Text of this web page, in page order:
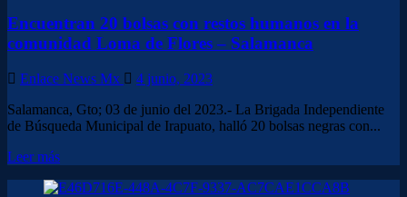
un
hombre
fosa
clandestina
en
Loma
Flores
Sucesos
Encuentran 20 bolsas con restos humanos en la
comunidad Loma de Flores – Salamanca
Enlace News Mx
4 junio, 2023
Salamanca, Gto; 03 de junio del 2023.- La Brigada Independiente
de Búsqueda Municipal de Irapuato, halló 20 bolsas negras con...
Leer másLeer
sobre